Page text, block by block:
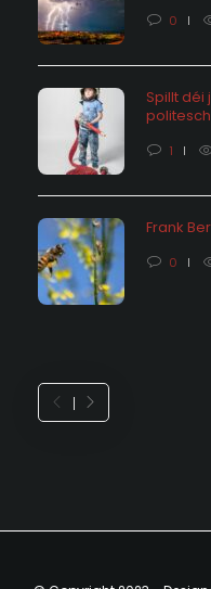
0
Spillt déi
1
Frank
0